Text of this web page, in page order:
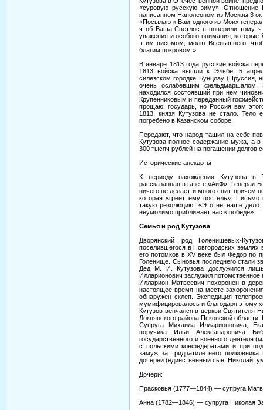
«суровую русскую зиму». Отношение
написанном Наполеоном из Москвы 3
«Посылаю к Вам одного из Моих
чтоб Ваша Светлость поверили тому,
уважения и особого внимания,
этим письмом, молю Всевышнего,
благим покровом.»
В январе 1813 года русские войска
1813 войска вышли к Эльбе. 5
силезском городке Бунцлау (Пруссия,
очень ослабевшим фельдмаршалом.
находился состоявший при нём
Крупенниковым и переданный
прощаю, государь, но Россия вам
1813, князя Кутузова не стало. Тело
погребено в Казанском соборе.
Передают, что народ тащил на себе
Кутузова полное содержание мужа, а
300 тысяч рублей на погашении долгов
Исторические анекдоты
К периоду нахождения Кутузова в
рассказанная в газете «АиФ». Генерал
ничего не делает и много спит, причем
которая «греет ему постель».
такую резолюцию: «Это не наше
неумолимо приближает нас к победе».
Семья и род Кутузова
Дворянский род Голенищевых-
поселившегося в Новгородских
его потомков в XV веке был Федор по
Голенище. Сыновья последнего стали
Дед М. И. Кутузова дослужился
Илларионович заслужил потомственное
Илларион Матвеевич похоронен в
настоящее время на месте
обнаружен склеп. Экспедиция
мумифицировалось и благодаря этому
Кутузов венчался в церкви Святителя
Локнянского района Псковской
Супруга Михаила Илларионовича,
поручика Ильи Александровича
государственного и военного деятеля
с польскими конфедератами и при
замуж за тридцатилетнего
дочерей (единственный сын, Николай,
Дочери:
Прасковья (1777—1844) — супруга
Анна (1782—1846) — супруга Николая